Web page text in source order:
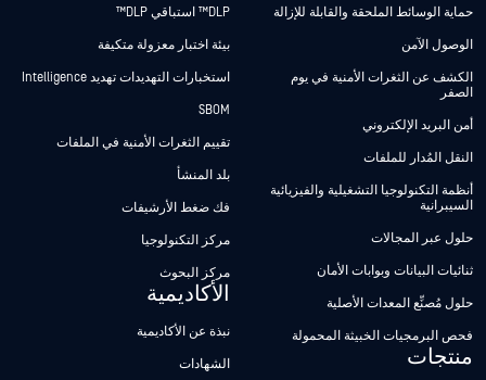
حماية الوسائط الملحقة والقابلة للإزالة
الوصول الآمن
الكشف عن الثغرات الأمنية في يوم
الصفر
أمن البريد الإلكتروني
النقل المُدار للملفات
أنظمة التكنولوجيا التشغيلية والفيزيائية
السيبرانية
حلول عبر المجالات
ثنائيات البيانات وبوابات الأمان
حلول مُصنِّع المعدات الأصلية
فحص البرمجيات الخبيثة المحمولة
منتجات
DLP™ استباقي DLP™
بيئة اختبار معزولة متكيفة
استخبارات التهديدات تهديد Intelligence
SBOM
تقييم الثغرات الأمنية في الملفات
بلد المنشأ
فك ضغط الأرشيفات
مركز التكنولوجيا
مركز البحوث
الأكاديمية
نبذة عن الأكاديمية
الشهادات